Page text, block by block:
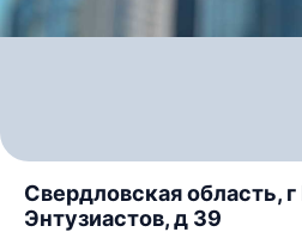
Свердловская область,
Энтузиастов, д 39